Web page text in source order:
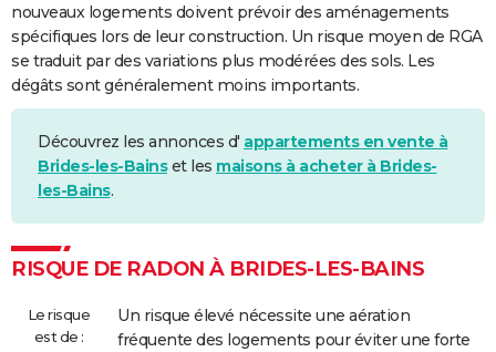
nouveaux logements doivent prévoir des aménagements
spécifiques lors de leur construction. Un risque moyen de RGA
se traduit par des variations plus modérées des sols. Les
dégâts sont généralement moins importants.
Découvrez les annonces d' appartements en vente à
Brides-les-Bainset les maisons à acheter à Brides-
les-Bains.
RISQUE DE RADON À BRIDES-LES-BAINS
Le risque
est de :
Un risque élevé nécessite une aération
fréquente des logements pour éviter une forte